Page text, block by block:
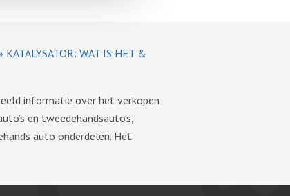
KATALYSATOR: WAT IS HET &
informatie over het verkopen
en tweedehandsauto’s,
auto onderdelen. Het